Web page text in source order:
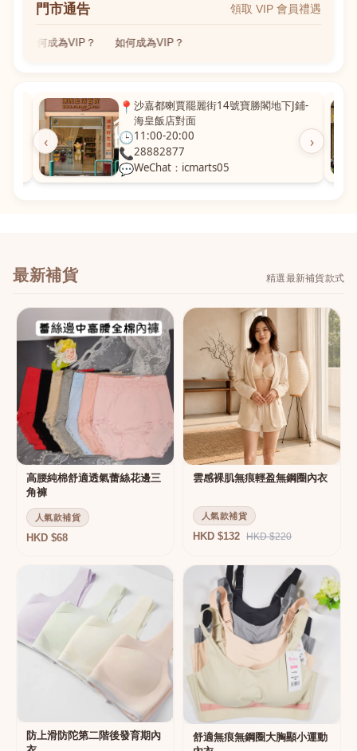
門市通告 領取 VIP 會員禮遇
如何成為VIP？ 如何成為VIP？
‹ ›
📍 沙嘉都喇賈罷麗街14號寶勝閣地下J鋪-
海皇飯店對面
🕒11:00-20:00
📞28882877
💬WeChat：icmarts05
最新補貨 精選最新補貨款式
高腰純棉舒適透氣蕾絲花邊三
角褲
人氣款補貨
HKD $68
雲感裸肌無痕輕盈無鋼圈內衣
人氣款補貨
HKD $132 HKD $220
防上滑防陀第二階後發育期內
舒適無痕無鋼圈大胸顯小運動